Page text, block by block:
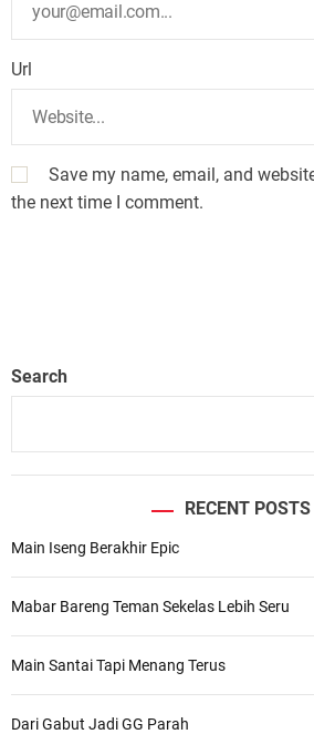
Url
Save my name, email, and
the next time I comment.
Search
RECENT POSTS
Main Iseng Berakhir Epic
Mabar Bareng Teman Sekelas Lebih Seru
Main Santai Tapi Menang Terus
Dari Gabut Jadi GG Parah